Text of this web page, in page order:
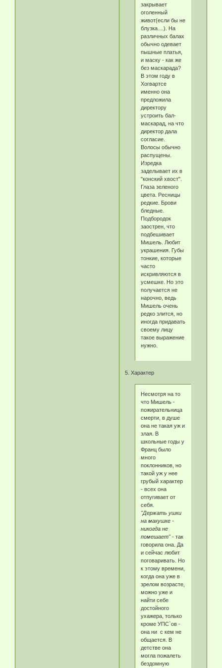
закрывает
оголенный
живот(если бы не
блузка....). На
различных балах
обычно одевает
пышные платья,
и маску - как же
без маскарада?
В этом году в
Хогвартсе
именно она
предложила
директору
устроить бал-
маскарад, на что
директор дала
согласие.
Волосы обычно
распущены.
Изредка
заделывает их в
"конский хвост".
Глаза зеленого
цвета. Ресницы
редкие. Брови
бледные.
Подбородок
заострен, что
подбешивает
Мишель. Любит
украшения. Губы
тонкие, которые
часто
искривляются в
усмешке. Но это
получается не
нарочно, ведь
Мишель очень
редко злится, но
иногда придавать
своему лицу
такое выражение
нужно.
5. Характер
Несмотря на то
что Мишель -
пожирательница
смерти, в душе
она не такая уж и
злая. В
школьные годы у
Франц было
много
поклонников, но
такой уж у нее
грубый характер
- всех она
отпугивает от
себя.
"Держать ушки
на макушке -
никогда не
помешает"- так
говорила она. Да
и сейчас любит
поговаривать. Но
к этому времени,
когда она уже в
зрелом возрасте,
можно уже и
найти себе
достойного
ухажера, только
кроме УПС`ов -
она ни с кем не
общается. В
детстве она
могла пожалеть
бездомную